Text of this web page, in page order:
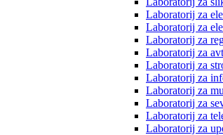
Laboratorij za
Laboratorij za
Laboratorij za
Laboratorij za
Laboratorij za
Laboratorij za
Laboratorij za
Laboratorij za
Laboratorij za
Laboratorij za